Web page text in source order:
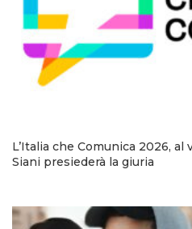
L’Italia che Comunica 2026,
Siani presiederà la giuria